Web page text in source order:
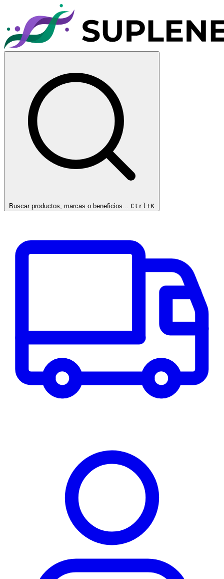
Buscar productos, marcas o beneficios... Ctrl+K